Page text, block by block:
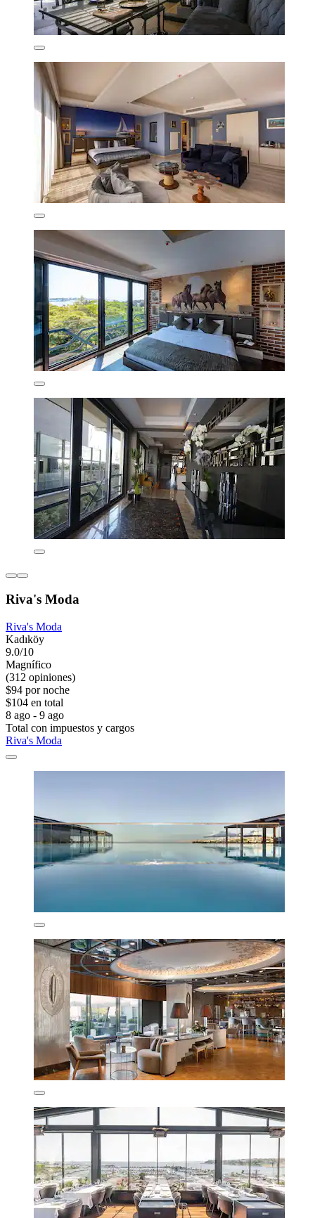
Riva's Moda
Riva's Moda
Kadıköy
9.0/10
Magnífico
(312 opiniones)
$94 por noche
$104 en total
8 ago - 9 ago
Total con impuestos y cargos
Riva's Moda